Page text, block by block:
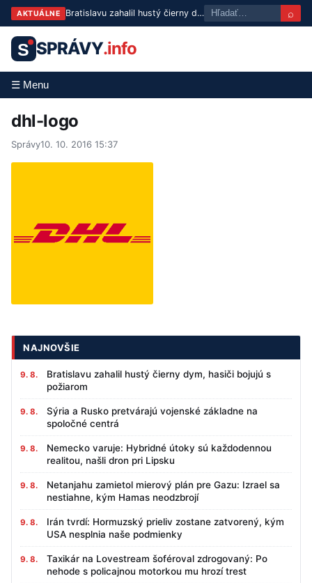
AKTUÁLNE Bratislavu zahalil hustý čierny dym, hasiči bojujú s požiarom ⌕
S SPRÁVY.info
☰ Menu
dhl-logo
Správy10. 10. 2016 15:37
NAJNOVŠIE
9. 8.
Bratislavu zahalil hustý čierny dym, hasiči bojujú s
požiarom
9. 8.
Sýria a Rusko pretvárajú vojenské základne na
spoločné centrá
9. 8.
Nemecko varuje: Hybridné útoky sú každodennou
realitou, našli dron pri Lipsku
9. 8.
Netanjahu zamietol mierový plán pre Gazu: Izrael sa
nestiahne, kým Hamas neodzbrojí
9. 8.
Irán tvrdí: Hormuzský prieliv zostane zatvorený, kým
USA nesplnia naše podmienky
9. 8.
Taxikár na Lovestream šoféroval zdrogovaný: Po
nehode s policajnou motorkou mu hrozí trest